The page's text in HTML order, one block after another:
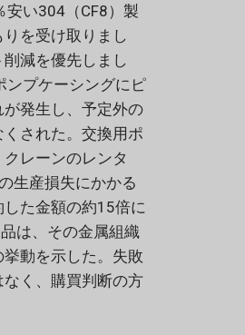
安い304（CF8）製
を受け取りまし
減を優先しまし
ンプケーシングにピ
発生し、予定外の
された。交換用ポ
レーンのレンタ
生産損失にかかる
た金額の約15倍に
は、その金属組織
動を示した。失敗
なく、購買判断の方